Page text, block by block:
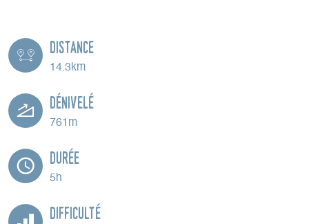
Distance
14.3km
Dénivelé
761m
Durée
5h
Difficulté